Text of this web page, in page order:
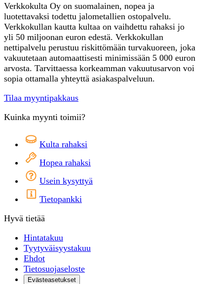
Verkkokulta Oy on suomalainen, nopea ja
luotettavaksi todettu jalometallien ostopalvelu.
Verkkokullan kautta kultaa on vaihdettu rahaksi jo
yli 50 miljoonan euron edestä. Verkkokullan
nettipalvelu perustuu riskittömään turvakuoreen, joka
vakuutetaan automaattisesti minimissään 5 000 euron
arvosta. Tarvittaessa korkeamman vakuutusarvon voi
sopia ottamalla yhteyttä asiakaspalveluun.
Tilaa myyntipakkaus
Kuinka myynti toimii?
Kulta rahaksi
Hopea rahaksi
Usein kysyttyä
Tietopankki
Hyvä tietää
Hintatakuu
Tyytyväisyystakuu
Ehdot
Tietosuojaseloste
Evästeasetukset